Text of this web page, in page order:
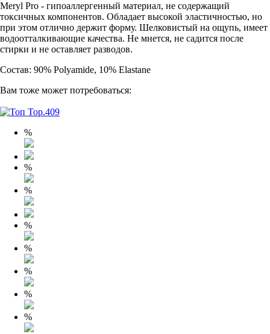
Meryl Pro - гипоаллергенный материал, не содержащий
токсичных компонентов. Обладает высокой эластичностью, но
при этом отлично держит форму. Шелковистый на ощупь, имеет
водоотталкивающие качества. Не мнется, не садится после
стирки и не оставляет разводов.
Состав: 90% Polyamide, 10% Elastane
Вам тоже может потребоваться:
%
%
%
%
%
%
%
%